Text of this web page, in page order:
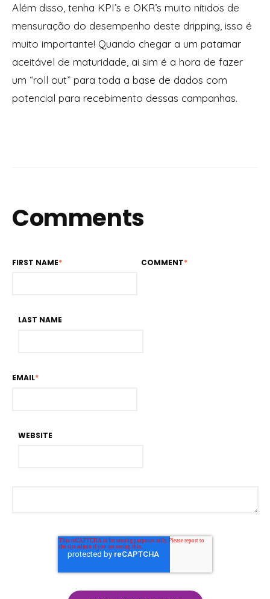
Além disso, tenha KPI’s e OKR’s muito nítidos de
mensuração do desempenho deste dripping, isso é
muito importante! Quando chegar a um patamar
aceitável de maturidade, ai sim é a hora de fazer
um “roll out” para toda a base de dados com
potencial para recebimento dessas campanhas.
Comments
FIRST NAME*
LAST NAME
EMAIL*
WEBSITE
COMMENT*